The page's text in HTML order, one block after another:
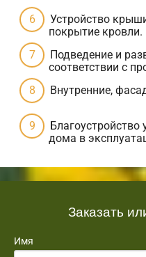
Устройство
покрытие кровли.
Подведение и
соответствии с
Внутренние,
Благоустройство
дома в
Заказать
Имя